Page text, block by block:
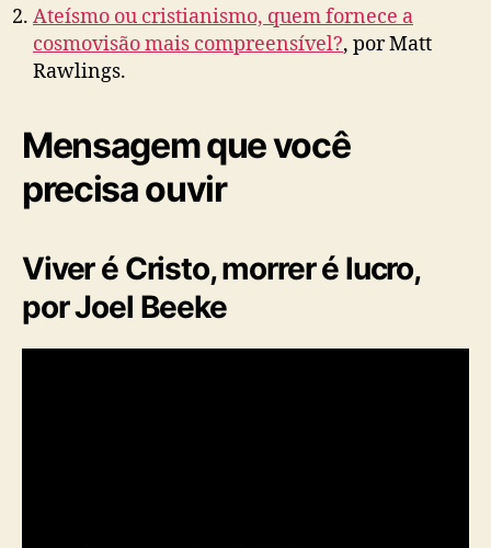
Ateísmo ou cristianismo, quem fornece a
cosmovisão mais compreensível?, por Matt
Rawlings.
Mensagem que você
precisa ouvir
Viver é Cristo, morrer é lucro,
por Joel Beeke